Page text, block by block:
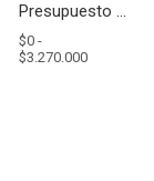
Presupuesto - Ingresos
$0 -
$3.270.000